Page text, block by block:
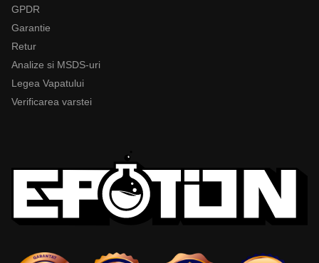
GPDR
Garantie
Retur
Analize si MSDS-uri
Legea Vapatului
Verificarea varstei